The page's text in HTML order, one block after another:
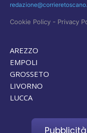
Cookie Policy - Privacy
AREZZO
EMPOLI
GROSSETO
LIVORNO
LUCCA